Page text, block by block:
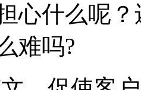
心什么呢
难吗?